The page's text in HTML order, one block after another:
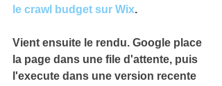
le crawl budget sur Wix.
Vient ensuite le rendu. Google place
la page dans une file d'attente, puis
l'execute dans une version recente